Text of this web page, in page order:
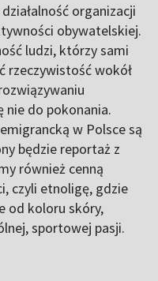
organizacji
obywatelskiej.
ludzi, którzy sami
rzeczywistość wokół
nie do pokonania.
w Polsce są
będzie reportaż z
również cenną
czyli etnoligę, gdzie
od koloru skóry,
sportowej pasji.